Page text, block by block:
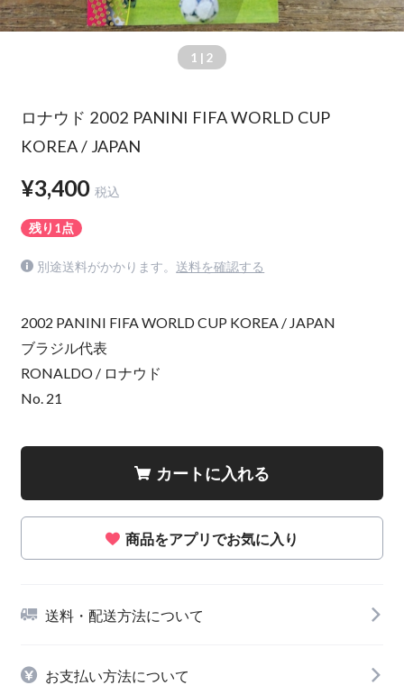
1 | 2
ロナウド 2002 PANINI FIFA WORLD CUP
KOREA / JAPAN
¥3,400 税込
残り1点
別途送料がかかります。 送料を確認する
2002 PANINI FIFA WORLD CUP KOREA / JAPAN
ブラジル代表
RONALDO / ロナウド
No. 21
カートに入れる
商品をアプリでお気に入り
送料・配送方法について
お支払い方法について